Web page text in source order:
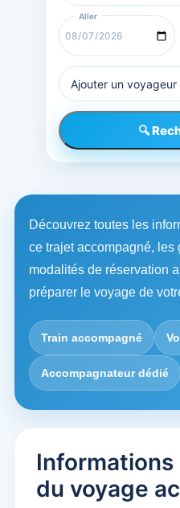
Ajouter un voyageur
🔍
Découvrez toutes les
ce trajet accompagné, les
modalités de réservation
préparer le voyage de
Train accompagné
Accompagnateur dédié
du voyage